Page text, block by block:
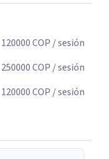
120000COP / sesión
250000COP / sesión
120000COP / sesión